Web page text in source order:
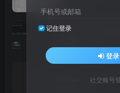
6个月前
3 zibll 子比主题
2个月前
【子比主题】
手机号或邮箱
记住登录
登录
社交账号